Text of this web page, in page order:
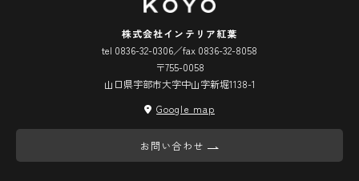
株式会社インテリア紅葉
tel 0836-32-0306／fax 0836-32-8058
〒755-0058
山口県宇部市大字中山字新堀1138-1
Google map
お問い合わせ